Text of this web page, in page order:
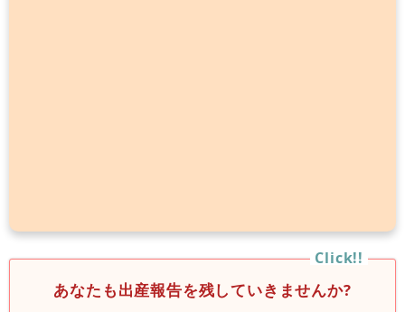
あなたも出産報告を残していきませんか?